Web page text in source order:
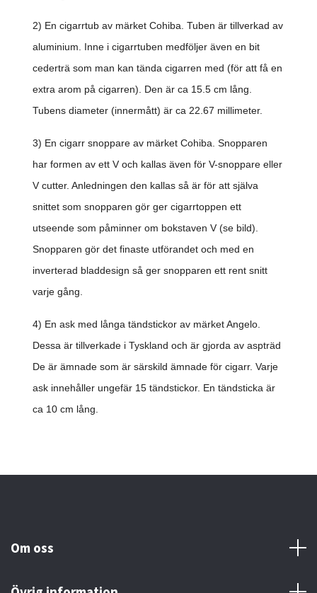
2) En cigarrtub av märket Cohiba. Tuben är tillverkad av
aluminium. Inne i cigarrtuben medföljer även en bit
cederträ som man kan tända cigarren med (för att få en
extra arom på cigarren). Den är ca 15.5 cm lång.
Tubens diameter (innermått) är ca 22.67 millimeter.
3) En cigarr snoppare av märket Cohiba. Snopparen
har formen av ett V och kallas även för V-snoppare eller
V cutter. Anledningen den kallas så är för att själva
snittet som snopparen gör ger cigarrtoppen ett
utseende som påminner om bokstaven V (se bild).
Snopparen gör det finaste utförandet och med en
inverterad bladdesign så ger snopparen ett rent snitt
varje gång.
4) En ask med långa tändstickor av märket Angelo.
Dessa är tillverkade i Tyskland och är gjorda av aspträd
De är ämnade som är särskild ämnade för cigarr. Varje
ask innehåller ungefär 15 tändstickor. En tändsticka är
ca 10 cm lång.
Om oss